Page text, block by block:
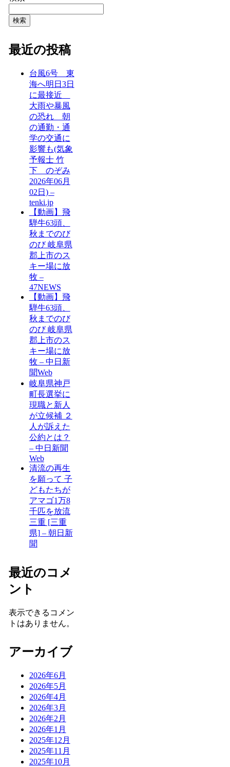
検索
最近の投稿
台風6号 東
海へ明日3日
に最接近
大雨や暴風
の恐れ 朝
の通勤・通
学の交通に
影響も(気象
予報士 竹
下 のぞみ
2026年06月
02日) –
tenki.jp
【動画】飛
騨牛63頭、
秋までのび
のび 岐阜県
郡上市のス
キー場に放
牧 –
47NEWS
【動画】飛
騨牛63頭、
秋までのび
のび 岐阜県
郡上市のス
キー場に放
牧 – 中日新
聞Web
岐阜県神戸
町長選挙に
現職と新人
が立候補 ２
人が訴えた
公約とは？
– 中日新聞
Web
清流の再生
を願って 子
どもたちが
アマゴ1万8
千匹を放流
三重 [三重
県] – 朝日新
聞
最近のコメ
ント
表示できるコメン
トはありません。
アーカイブ
2026年6月
2026年5月
2026年4月
2026年3月
2026年2月
2026年1月
2025年12月
2025年11月
2025年10月